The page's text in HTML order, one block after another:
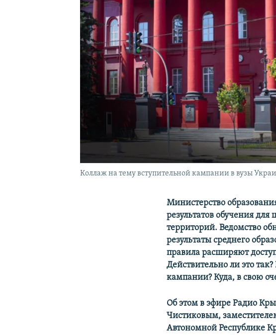
Коллаж на тему вступительной кампании в вузы
Министерство
результатов обучения
территорий. Ведомство
результаты среднего
правила расширяют
Действительно ли это
кампании? Куда, в свою
Об этом в эфире Радио
Чистиковым,
Автономной Республике